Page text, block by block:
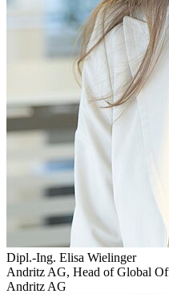
Dipl.-Ing. Elisa Wielinger
Andritz AG, Head of Global
Andritz AG